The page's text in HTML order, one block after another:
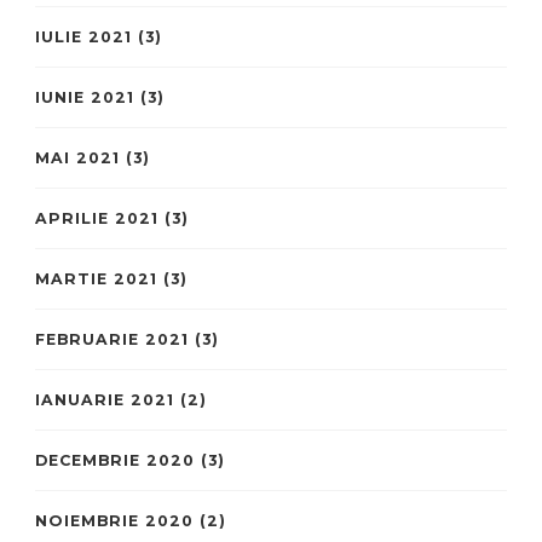
IULIE 2021 (3)
IUNIE 2021 (3)
MAI 2021 (3)
APRILIE 2021 (3)
MARTIE 2021 (3)
FEBRUARIE 2021 (3)
IANUARIE 2021 (2)
DECEMBRIE 2020 (3)
NOIEMBRIE 2020 (2)